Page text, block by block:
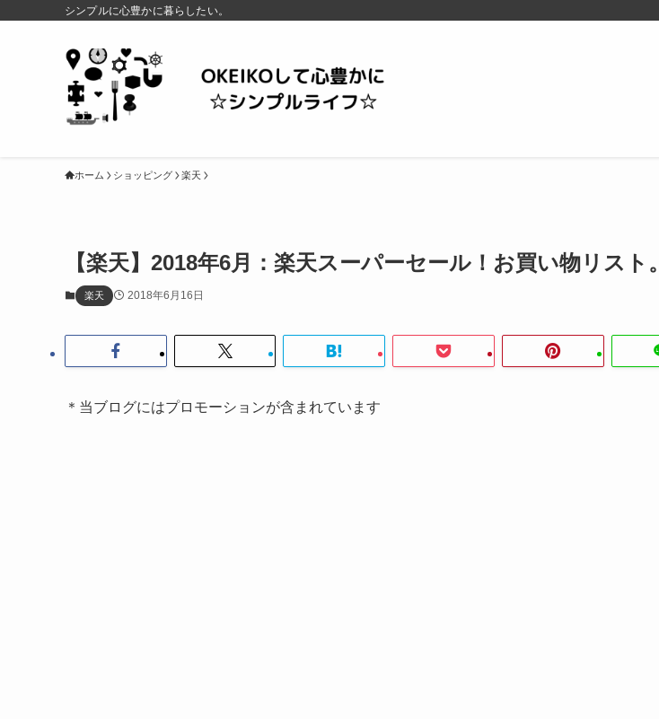
シンプルに心豊かに暮らしたい。
ホーム ショッピング 楽天
【楽天】2018年6月：楽天スーパーセール！お買い物リスト。
楽天 2018年6月16日
＊当ブログにはプロモーションが含まれています